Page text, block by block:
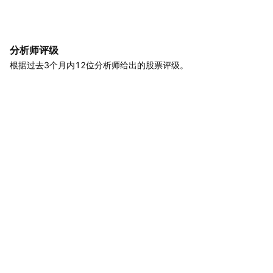
分析师评级
根据过去3个月内12位分析师给出的股票评级。